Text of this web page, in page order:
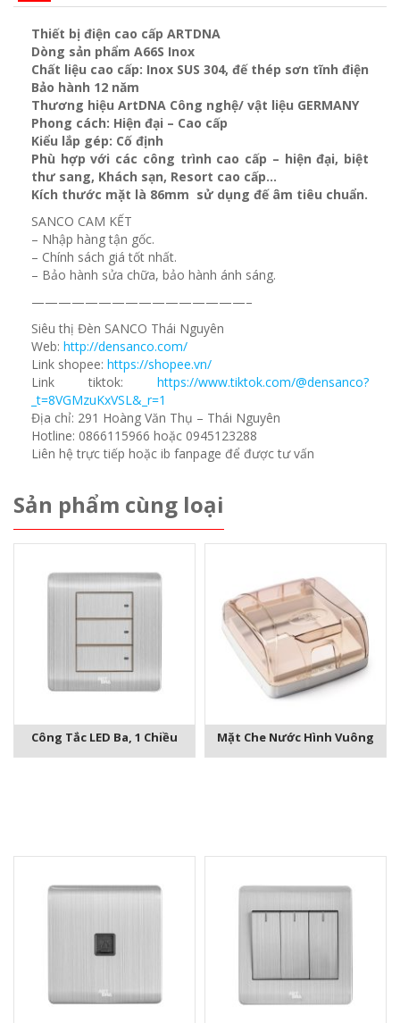
Thiết bị điện cao cấp ARTDNA
Dòng sản phẩm A66S Inox
Chất liệu cao cấp: Inox SUS 304, đế thép sơn tĩnh điện
Bảo hành 12 năm
Thương hiệu ArtDNA Công nghệ/ vật liệu GERMANY
Phong cách: Hiện đại – Cao cấp
Kiểu lắp gép: Cố định
Phù hợp với các công trình cao cấp – hiện đại, biệt
thư sang, Khách sạn, Resort cao cấp…
Kích thước mặt là 86mm sử dụng đế âm tiêu chuẩn.
SANCO CAM KẾT
– Nhập hàng tận gốc.
– Chính sách giá tốt nhất.
– Bảo hành sửa chữa, bảo hành ánh sáng.
————————————————–
Siêu thị Đèn SANCO Thái Nguyên
Web: http://densanco.com/
Link shopee: https://shopee.vn/
Link tiktok: https://www.tiktok.com/@densanco?
_t=8VGMzuKxVSL&_r=1
Địa chỉ: 291 Hoàng Văn Thụ – Thái Nguyên
Hotline: 0866115966 hoặc 0945123288
Liên hệ trực tiếp hoặc ib fanpage để được tư vấn
Sản phẩm cùng loại
Công Tắc LED Ba, 1 Chiều Mặt Che Nước Hình Vuông